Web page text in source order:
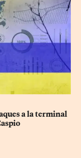
a la terminal